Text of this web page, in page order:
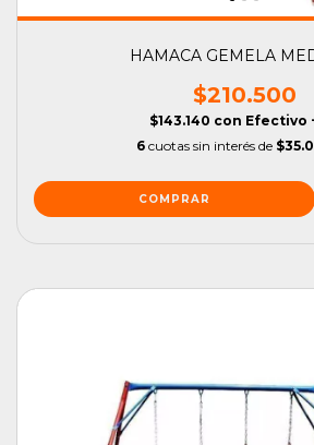
HAMACA GEMELA
$210.500
$143.140 con Efectivo
6 cuotas sin interés de